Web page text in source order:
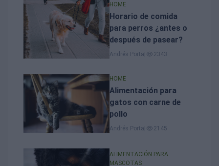
HOME
Horario de comida
para perros ¿antes o
después de pasear?
Andrés Porta 2343
HOME
Alimentación para
gatos con carne de
pollo
Andrés Porta 2145
ALIMENTACIÓN PARA
MASCOTAS